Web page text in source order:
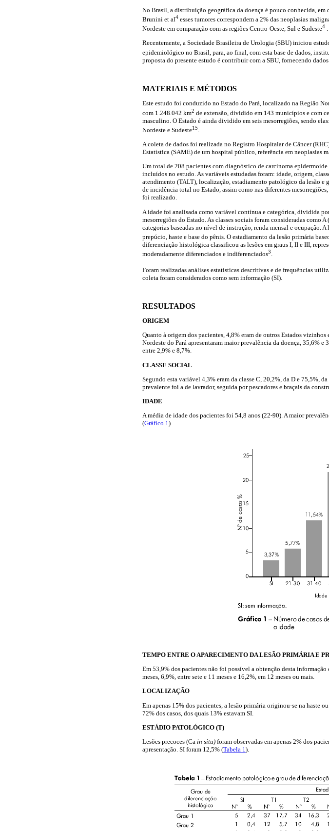
No Brasil, a distribuição geográfica da doença é pouco conhecida,
Brunini et al4 esses tumores correspondem a 2% das neoplasias
Nordeste em comparação com as regiões Centro-Oeste, Sul e Sudeste4 .
Recentemente, a Sociedade Brasileira de Urologia (SBU) iniciou
epidemiológico no Brasil, para, ao final, com esta base de dados,
proposta do presente estudo é contribuir com a SBU, fornecendo
MATERIAIS E MÉTODOS
Este estudo foi conduzido no Estado do Pará, localizado na Região
com 1.248.042 km2 de extensão, dividido em 143 municípios e com
masculino. O Estado é ainda dividido em seis mesorregiões, sendo elas:
Nordeste e Sudeste15
A coleta de dados foi realizada no Registro Hospitalar de Câncer
Estatística (SAME) de um hospital público, referência em neoplasias
Um total de 208 pacientes com diagnóstico de carcinoma
incluídos no estudo. As variáveis estudadas foram: idade, origem,
atendimento (TALT), localização, estadiamento patológico da lesão e
de incidência total no Estado, assim como nas diferentes
foi realizado.
A idade foi analisada como variável contínua e categórica, dividida
mesorregiões do Estado. As classes sociais foram consideradas como
categorias baseadas no nível de instrução, renda mensal e ocupação.
prepúcio, haste e base do pênis. O estadiamento da lesão primária
diferenciação histológica classificou as lesões em graus I, II e III,
moderadamente diferenciados e indiferenciados3.
Foram realizadas análises estatísticas descritivas e de frequências
coleta foram considerados como sem informação (SI).
RESULTADOS
ORIGEM
Quanto à origem dos pacientes, 4,8% eram de outros Estados
Nordeste do Pará apresentaram maior prevalência da doença, 35,6%
entre 2,9% e 8,7%.
CLASSE SOCIAL
Segundo esta variável 4,3% eram da classe C, 20,2%, da D e 75,5%,
prevalente foi a de lavrador, seguida por pescadores e braçais da
IDADE
A média de idade dos pacientes foi 54,8 anos (22-90). A maior
(Gráfico 1).
TEMPO ENTRE O APARECIMENTO DA LESÃO PRIMÁRIA E
Em 53,9% dos pacientes não foi possível a obtenção desta
meses, 6,9%, entre sete e 11 meses e 16,2%, em 12 meses ou mais.
LOCALIZAÇÃO
Em apenas 15% dos pacientes, a lesão primária originou-se na haste
72% dos casos, dos quais 13% estavam SI.
ESTÁDIO PATOLÓGICO (T)
Lesões precoces (Ca in situ) foram observadas em apenas 2% dos
apresentação. SI foram 12,5% (Tabela 1 ).